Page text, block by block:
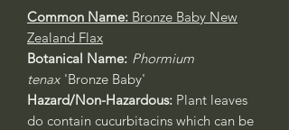
Common Name: Bronze Baby New
Zealand Flax
Botanical Name: Phormium
tenax 'Bronze Baby'
Hazard/Non-Hazardous: Plant leaves
do contain cucurbitacins which can be